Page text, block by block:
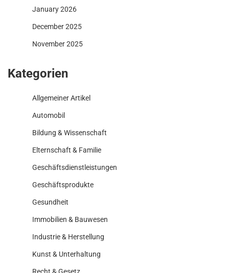
January 2026
December 2025
November 2025
Kategorien
Allgemeiner Artikel
Automobil
Bildung & Wissenschaft
Elternschaft & Familie
Geschäftsdienstleistungen
Geschäftsprodukte
Gesundheit
Immobilien & Bauwesen
Industrie & Herstellung
Kunst & Unterhaltung